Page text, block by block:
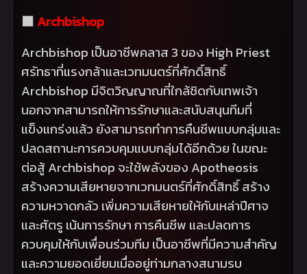
⬛Archbishop
Archbishop เป็นอาชีพคลาส 3 ของ High Priest
ศรัทธาที่แรงกล้าและเวทมนตร์ที่ศักดิ์สิทธิ์
Archbishop มีจิตวิญญาณที่ใกล้ชิดกับเทพเจ้า
นอกจากสามารถให้การรักษาและสนับสนุนทีมที่
แข็งแกร่งแล้ว ยังสามารถทำการคืนชีพแบบกลุ่มและ
ปลดสถานะการควบคุมแบบกลุ่มได้อีกด้วย ในขณะ
ต่อสู้ Archbishopจะใช้พลังของ Apotheosis
สร้างความเสียหายจากเวทมนตร์ที่ศักดิ์สิทธิ์ สร้าง
ความหวาดกลัว เพิ่มความเสียหายให้กับเหล่าปีศาจ
และศัตรู เน้นการรักษา การคืนชีพ และปลดการ
ควบคุมให้กับเพื่อนร่วมทีม เป็นอาชีพที่มีความสำคัญ
และความยอดเยี่ยมเมื่ออยู่ท่ามกลางสนามรบ